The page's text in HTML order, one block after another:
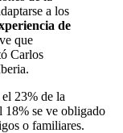
a los
de
que
Carlos
23% de la
18% se ve obligado
o familiares.